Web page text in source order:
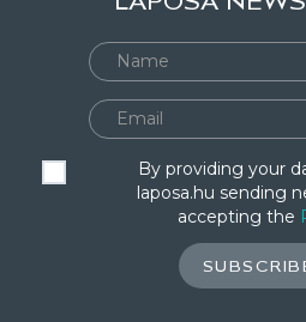
By providing your
laposa.hu sending
accepting the